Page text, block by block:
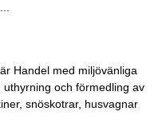
Handel med miljövänliga
och förmedling av
snöskotrar, husvagnar